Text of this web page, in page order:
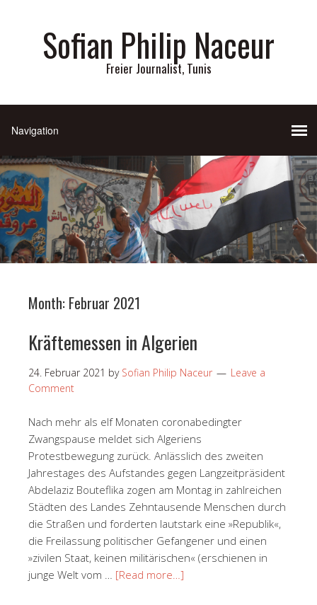
Sofian Philip Naceur
Freier Journalist, Tunis
Month: Februar 2021
Kräftemessen in Algerien
24. Februar 2021 by Sofian Philip Naceur
Leave a
Comment
Nach mehr als elf Monaten coronabedingter
Zwangspause meldet sich Algeriens
Protestbewegung zurück. Anlässlich des zweiten
Jahrestages des Aufstandes gegen Langzeitpräsident
Abdelaziz Bouteflika zogen am Montag in zahlreichen
Städten des Landes Zehntausende Menschen durch
die Straßen und forderten lautstark eine »Republik«,
die Freilassung politischer Gefangener und einen
»zivilen Staat, keinen militärischen« (erschienen in
junge Welt vom … [Read more…]